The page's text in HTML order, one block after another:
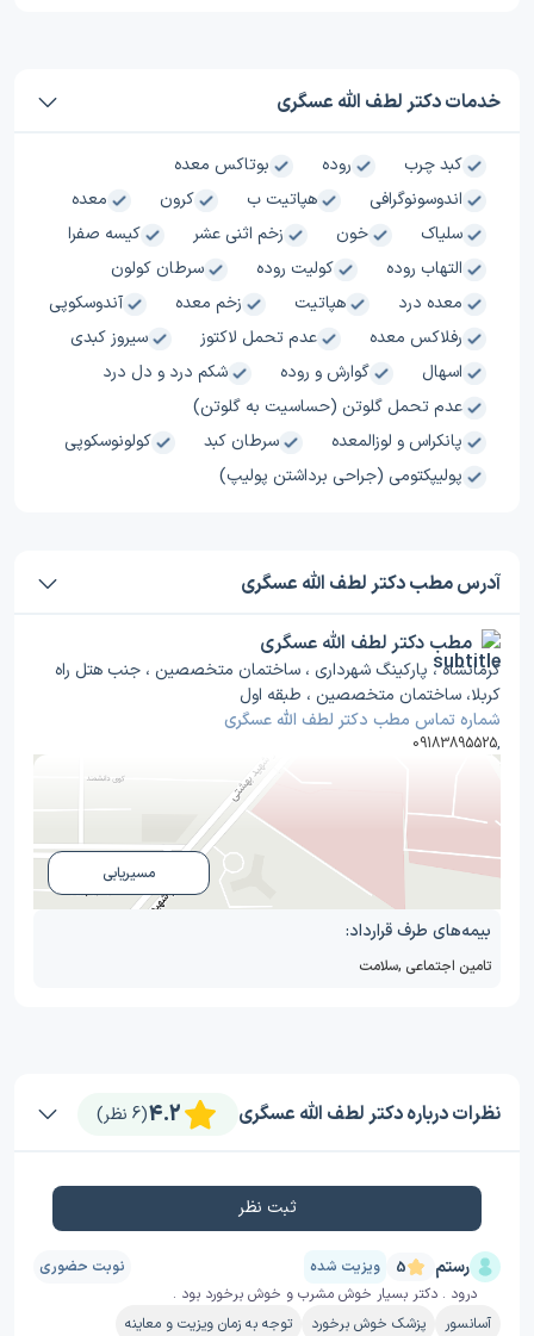
خدمات دکتر لطف الله عسگری
کبد چرب روده
بوتاکس معده
اندوسونوگرافی
هپاتیت ب کرون
معده
سلیاک
خون زخم اثنی عشر
کیسه صفرا
التهاب روده
کولیت روده
سرطان کولون
معده درد
هپاتیت زخم معده
آندوسکوپی
رفلاکس معده
عدم تحمل لاکتوز
سیروز کبدی
اسهال
گوارش و روده
شکم درد و دل درد
عدم تحمل گلوتن (حساسیت به گلوتن)
پانکراس و لوزالمعده
سرطان کبد
کولونوسکوپی
پولیپکتومی (جراحی برداشتن پولیپ)
آدرس مطب دکتر لطف الله عسگری
مطب دکتر لطف الله عسگری
کرمانشاه ، پارکینگ شهرداری ، ساختمان متخصصین ، جنب هتل راه
کربلا، ساختمان متخصصین ، طبقه اول
شماره تماس مطب دکتر لطف الله عسگری
09183895525,
مسیریابی
بیمه‌های طرف قرارداد:
تامین اجتماعی ,سلامت
نظرات درباره دکتر لطف الله عسگری (6 نظر)4.2
ثبت نظر
رستم 5 ویزیت شده
نوبت حضوری
درود . دکتر بسیار خوش مشرب و خوش برخورد بود .
آسانسور
پزشک خوش برخورد توجه به زمان ویزیت و معاینه